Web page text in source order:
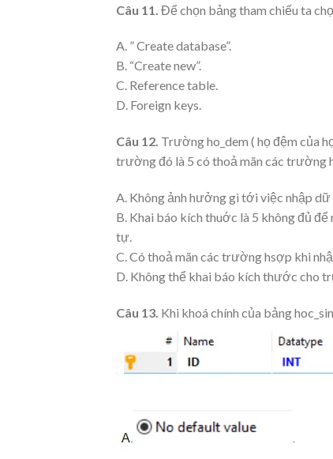
Câu 11. Để chọn bảng tham chiếu ta
A. ” Create database”.
B. “Create new”.
C. Reference table.
D. Foreign keys.
Câu 12. Trường ho_dem ( họ đệm của
trường đó là 5 có thoả mãn các trường
A. Không ảnh hưởng gì tới việc nhập
B. Khai báo kích thuớc là 5 không đủ
tự.
C. Có thoả mãn các trường hsợp khi
D. Không thể khai báo kích thước cho
Câu 13. Khi khoá chính của bảng